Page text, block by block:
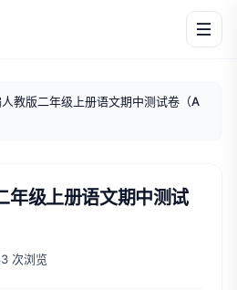
人教版二年级上册语文期中测试卷（A
年级上册语文期中测试
次浏览